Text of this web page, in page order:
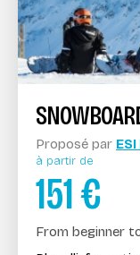
Proposé par
à partir de
151€
From beginner